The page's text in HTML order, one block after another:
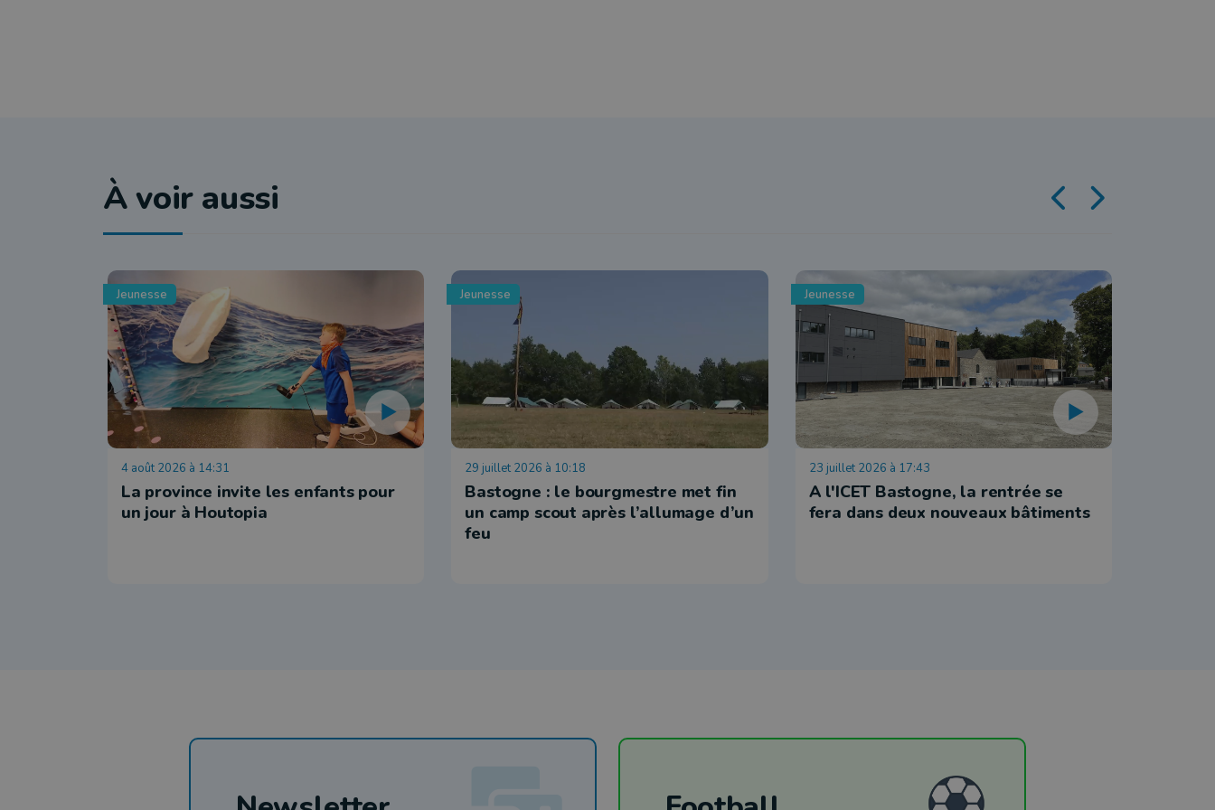
À voir aussi
Jeunesse
4 août 2026 à 14:31
La province invite les enfants pour
un jour à Houtopia
Jeunesse
29 juillet 2026 à 10:18
Bastogne : le bourgmestre met fin
un camp scout après l’allumage d’un
feu
Jeunesse
23 juillet 2026 à 17:43
A l'ICET Bastogne, la rentrée se
fera dans deux nouveaux bâtiments